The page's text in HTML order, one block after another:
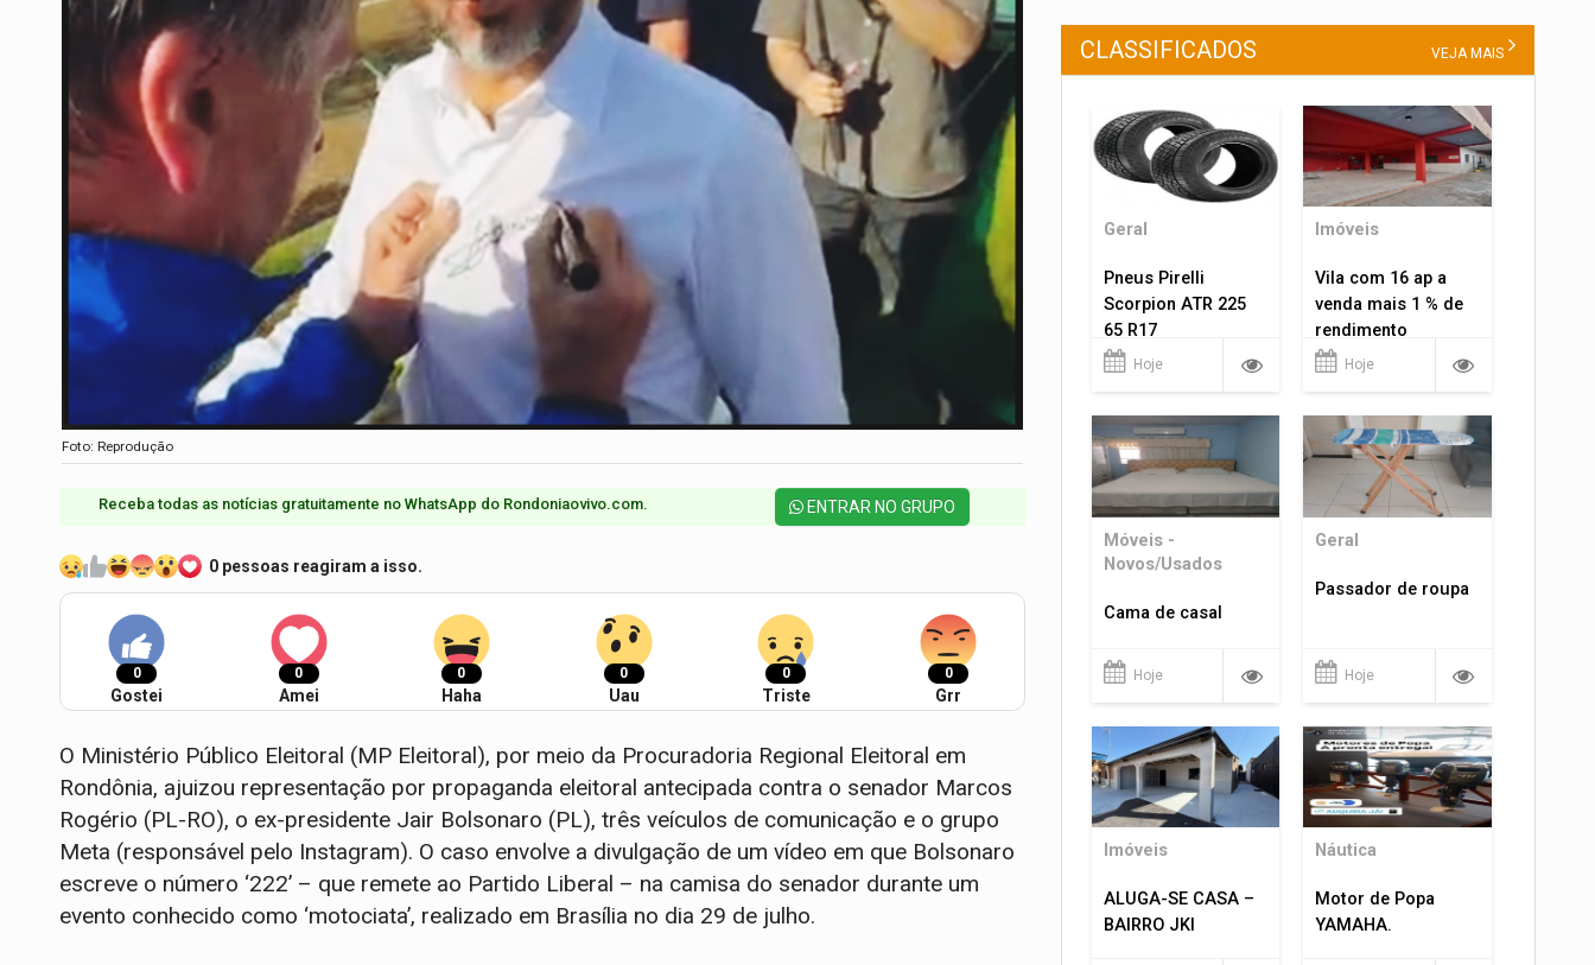
Foto: Reprodução
Receba todas as notícias gratuitamente no WhatsApp do Rondoniaovivo.com.​ ENTRAR NO GRUPO
0 pessoas reagiram a isso.
0
Gostei
0
Amei
0
Haha
0
Uau
0
Triste
0
Grr
O Ministério Público Eleitoral (MP Eleitoral), por meio da Procuradoria Regional Eleitoral em
Rondônia, ajuizou representação por propaganda eleitoral antecipada contra o senador Marcos
Rogério (PL-RO), o ex-presidente Jair Bolsonaro (PL), três veículos de comunicação e o grupo
Meta (responsável pelo Instagram). O caso envolve a divulgação de um vídeo em que Bolsonaro
escreve o número ‘222’ – que remete ao Partido Liberal – na camisa do senador durante um
evento conhecido como ‘motociata’, realizado em Brasília no dia 29 de julho.
CLASSIFICADOS VEJA MAIS
Geral
Pneus Pirelli
Scorpion ATR 225
65 R17
Hoje
Imóveis
Vila com 16 ap a
venda mais 1 % de
rendimento
Hoje
Móveis -
Novos/Usados
Cama de casal
Hoje
Geral
Passador de roupa
Hoje
Imóveis
ALUGA-SE CASA –
BAIRRO JKI
Náutica
Motor de Popa
YAMAHA.